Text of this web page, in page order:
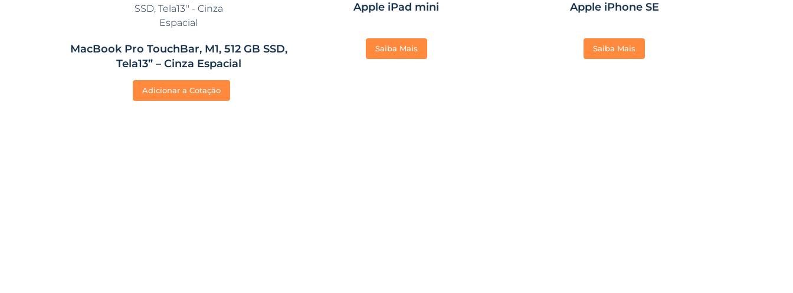
MacBook Pro TouchBar, M1, 512 GB SSD,
Tela13” – Cinza Espacial
Adicionar a Cotação
Apple iPad mini
Saiba Mais
Apple iPhone SE
Saiba Mais